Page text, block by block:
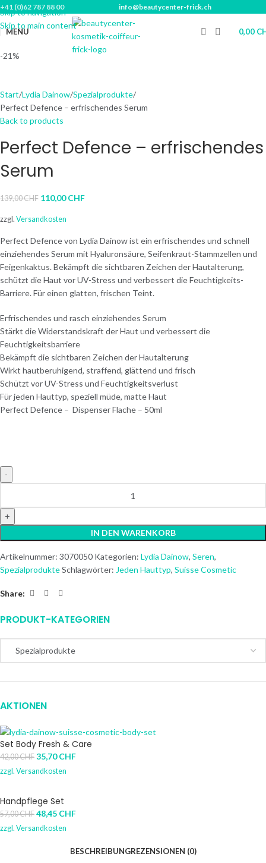
Skip to navigation
Skip to main content
+41 (0)62 787 88 00 info@beautycenter-frick.ch
MENU 0,00
PRODUKT-KATEGORIEN
AKTIONEN
Set Body Fresh & Care
42,00CHF 35,70CHF
zzgl. Versandkosten
Handpflege Set
57,00CHF 48,45 CHF
zzgl. Versandkosten
-21%
Start Lydia Dainow Spezialprodukte
Perfect Defence – erfrischendes Serum
Back to products
Perfect Defence – erfrischendes
Serum
139,00CHF 110,00CHF
zzgl. Versandkosten
Perfect Defence von Lydia Dainow ist ein erfrischendes und schnell
einziehendes Serum mit Hyaluronsäure, Seifenkraut-Stammzellen und
Feigenkaktus. Bekämpft die sichtbaren Zeichen der Hautalterung,
schützt die Haut vor UV-Stress und verbessert die Feuchtigkeits-
Barriere. Für einen glatten, frischen Teint.
Erfrischendes und rasch einziehendes Serum
Stärkt die Widerstandskraft der Haut und verbessert die
Feuchtigkeitsbarriere
Bekämpft die sichtbaren Zeichen der Hautalterung
Wirkt hautberuhigend, straffend, glättend und frisch
Schützt vor UV-Stress und Feuchtigkeitsverlust
Für jeden Hauttyp, speziell müde, matte Haut
Perfect Defence – Dispenser Flache – 50ml
IN DEN WARENKORB
Artikelnummer: 3070050 Kategorien: Lydia Dainow, Seren,
SpezialprodukteSchlagwörter: Jeden Hauttyp, Suisse Cosmetic
Share:
BESCHREIBUNGREZENSIONEN (0)